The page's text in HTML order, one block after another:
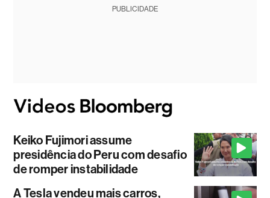
PUBLICIDADE
Keiko Fujimori assume
presidência do Peru com desafio
de romper instabilidade
A Tesla vendeu mais carros,